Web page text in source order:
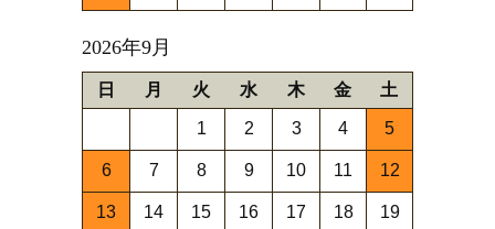
2026年9月
日 月 火 水 木 金 土
1 2 3 4 5
6 7 8 9 10 11 12
13 14 15 16 17 18 19